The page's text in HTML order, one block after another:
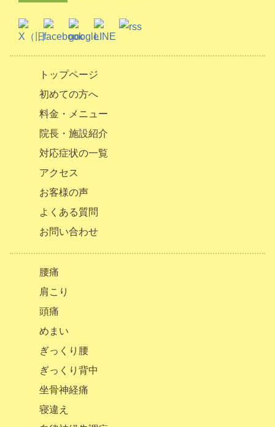
トップページ
初めての方へ
料金・メニュー
院長・施設紹介
対応症状の一覧
アクセス
お客様の声
よくある質問
お問い合わせ
腰痛
肩こり
頭痛
めまい
ぎっくり腰
ぎっくり背中
坐骨神経痛
寝違え